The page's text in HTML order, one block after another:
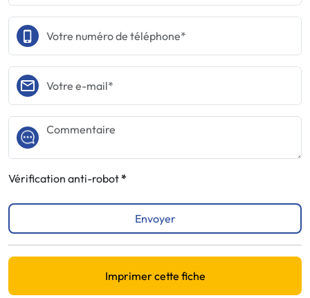
Vérification anti-robot
Envoyer
Imprimer cette fiche